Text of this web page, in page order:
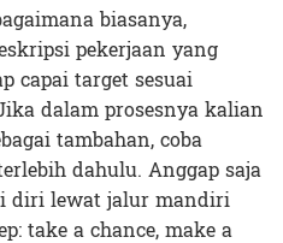
biasanya,
pekerjaan yang
capai target sesuai
dalam prosesnya kalian
tambahan, coba
dahulu. Anggap saja
diri lewat jalur mandiri
take a chance, make a